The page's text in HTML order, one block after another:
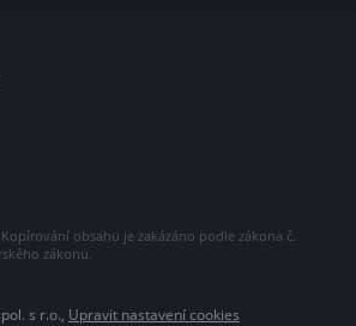
obsahu je zakázáno podle zákona č.
zákonu.
s r.o., Upravit nastavení cookies